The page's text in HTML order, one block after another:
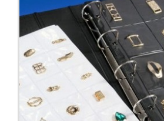
O produto oferece diversas vantagen...